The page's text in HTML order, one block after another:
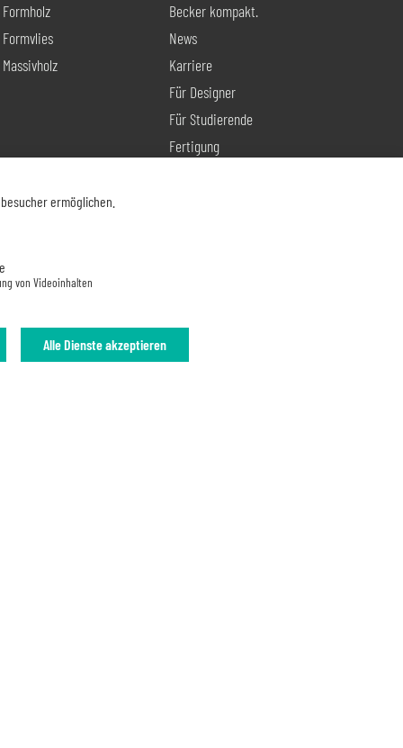
Formholz
Formvlies
Massivholz
Becker kompakt.
News
Karriere
Für Designer
Für Studierende
Fertigung
ermöglichen.
von Videoinhalten
Alle Dienste akzeptieren